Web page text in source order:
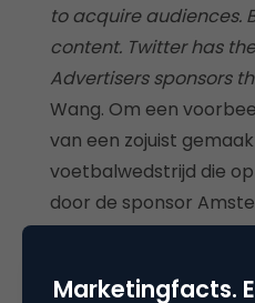
to acquire audiences.
content. Twitter has
Advertisers sponsors
Wang. Om een
van een zojuist
voetbalwedstrijd die
door de sponsor
gebruikservaring is
gebruiker dat nog niet
Marketingfacts.